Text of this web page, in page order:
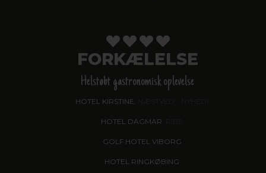
FORKÆLELSE
Helstøbt gastronomisk oplevelse
HOTEL KIRSTINE
HOTEL DAGMAR
GOLF HOTEL VIBORG
HOTEL RINGKØBING